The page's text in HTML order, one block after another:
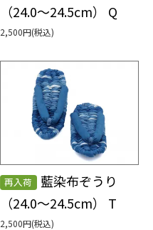
（24.0～24.5cm） Q
2,500円(税込)
再入荷
藍染布ぞうり
（24.0～24.5cm） T
2,500円(税込)